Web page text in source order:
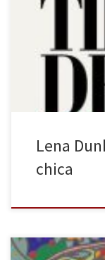
serie Girls, Lena
más divertidas y
Dunham es
protagonista de la
Lena
chica